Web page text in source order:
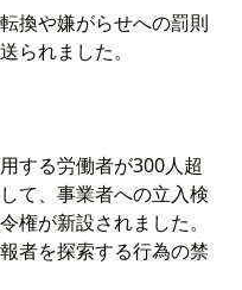
換や嫌がらせへの罰則
られました。
する労働者が300人超
て、事業者への立入検
権が新設されました。
者を探索する行為の禁